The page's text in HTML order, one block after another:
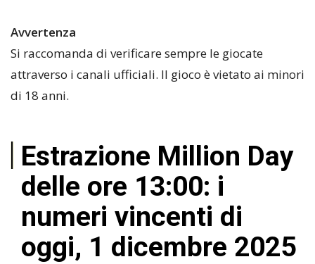
Avvertenza
Si raccomanda di verificare sempre le giocate
attraverso i canali ufficiali. Il gioco è vietato ai minori
di 18 anni.
Estrazione Million Day
delle ore 13:00: i
numeri vincenti di
oggi, 1 dicembre 2025